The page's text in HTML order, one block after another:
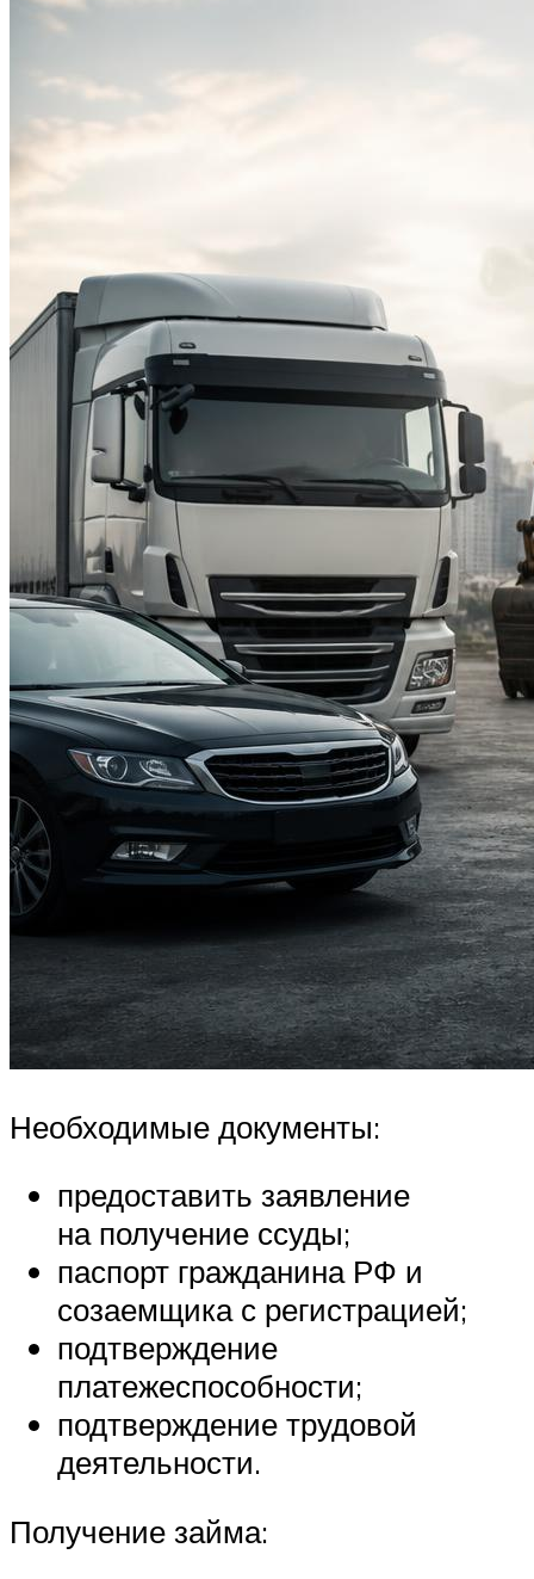
Необходимые документы:
предоставить заявление
на получение ссуды;
паспорт гражданина РФ и
созаемщика с регистрацией;
подтверждение
платежеспособности;
подтверждение трудовой
деятельности.
Получение займа: